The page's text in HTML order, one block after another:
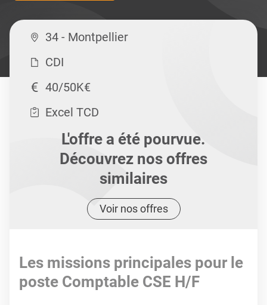
34 - Montpellier
CDI
40/50K€
Excel TCD
L'offre a été pourvue.
Découvrez nos offres
similaires
Voir nos offres
Les missions principales pour le
poste Comptable CSE H/F